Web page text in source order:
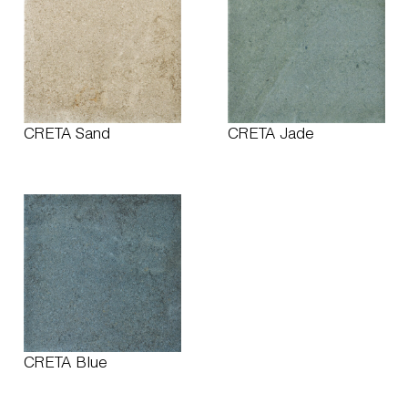
CRETA Sand CRETA Jade
CRETA Blue